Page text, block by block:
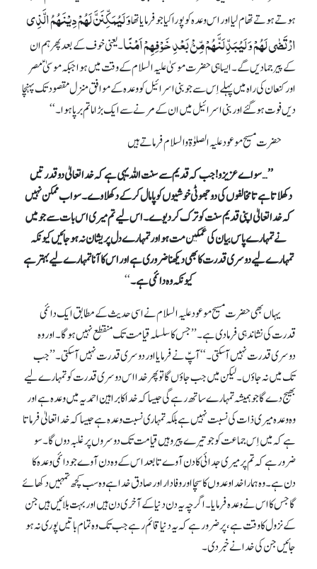
ہوتے ہوتے تھام لیا اور اس وعدہ کو پورا کیا جو فرمایا تھاوَ لَیُمَکِّنَنَّ لَہُمۡ دِیۡنَہُمُ الَّذِی
ارۡتَضٰی لَہُمۡ وَ لَیُبَدِّلَنَّہُمۡ مِّنۡۢ بَعۡدِ خَوۡفِہِمۡ اَمۡنًا۔ یعنی خوف کے بعد پھر ہم ان
کے پیر جما دیں گے۔ ایسا ہی حضرت موسیٰ علیہ السلام کے وقت میں ہوا جبکہ موسیٰؑ مصر
اور کنعان کی راہ میں پہلے اِس سے جو بنی اسرائیل کو وعدہ کے موافق منزل مقصود تک پہنچا
دیں فوت ہوگئے اور بنی اسرائیل میں ان کے مرنے سے ایک بڑا ماتم برپا ہوا۔‘‘
حضرت مسیح موعود علیہ الصلوٰة والسلام فرماتے ہیں
’’…سو اے عزیزو! جب کہ قدیم سے سنت اللہ یہی ہے کہ خدا تعالیٰ دو قدرتیں
دکھلاتا ہے تا مخالفوں کی دو جھوٹی خوشیوں کو پامال کر کے دکھلا وے۔ سو اب ممکن نہیں
کہ خداتعالیٰ اپنی قدیم سنت کو ترک کر دیوے۔ اس لیے تم میری اس بات سے جو میں
نے تمہارے پاس بیان کی غمگین مت ہو اور تمہارے دل پریشان نہ ہو جائیں کیونکہ
تمہارے لیے دوسری قدرت کا بھی دیکھنا ضروری ہے اور اس کا آنا تمہارے لیے بہتر ہے
کیونکہ وہ دائمی ہے۔‘‘
یہاں بھی حضرت مسیح موعود علیہ السلام نے اسی حدیث کے مطابق ایک دائمی
قدرت کی نشاندہی فرما دی ہے۔ ’’جس کا سلسلہ قیامت تک منقطع نہیں ہو گا۔ اور وہ
دوسری قدرت نہیں آ سکتی۔‘‘ آپؑ نے فرمایا اور دوسری قدرت نہیں آ سکتی۔ ’’جب
تک میں نہ جاؤں۔ لیکن میں جب جاؤں گا تو پھر خدا اس دوسری قدرت کو تمہارے لیے
بھیج دے گا جو ہمیشہ تمہارے ساتھ رہے گی جیسا کہ خدا کا براہین احمدیہ میں وعدہ ہے اور
وہ وعدہ میری ذات کی نسبت نہیں ہے بلکہ تمہاری نسبت وعدہ ہے جیسا کہ خداتعالیٰ فرماتا
ہے کہ میں اِس جماعت کو جو تیرے پیرو ہیں قیامت تک دوسروں پر غلبہ دوں گا۔ سو
ضرور ہے کہ تم پر میری جدائی کا دن آوے تا بعد اس کے وہ دن آوے جو دائمی وعدہ کا
دن ہے۔ وہ ہمارا خدا وعدوں کا سچا اور وفادار اور صادق خدا ہے وہ سب کچھ تمہیں دکھائے
گا جس کا اس نے وعدہ فرمایا۔ اگرچہ یہ دن دنیا کے آخری دن ہیں اور بہت بلائیں ہیں جن
کے نزول کا وقت ہے، پر ضرور ہے کہ یہ دنیا قائم رہے جب تک وہ تمام باتیں پوری نہ ہو
جائیں جن کی خدا نے خبر دی۔